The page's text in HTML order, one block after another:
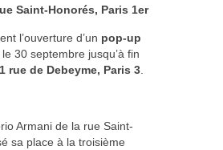
Saint-Honorés, Paris 1er
l’ouverture d’un pop-up
30 septembre jusqu’à fin
rue de Debeyme, Paris 3
Armani de la rue Saint-
sa place à la troisième